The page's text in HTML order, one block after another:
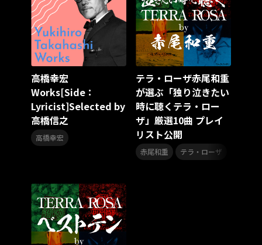
高橋幸宏
Works[Side：
Lyricist]Selected by
高橋信之
高橋幸宏
テラ・ローザ赤尾和重
が選ぶ「独り泣きたい
時に聴くテラ・ロー
ザ」厳選10曲 プレイ
リスト公開
赤尾和重 テラ・ローザ